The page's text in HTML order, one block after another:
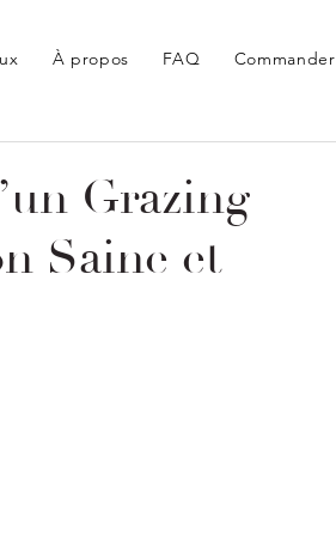
À propos FAQ Commander
Grazing
Saine et